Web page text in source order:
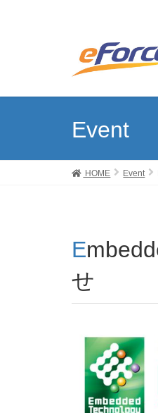
Event
HOME Event
Embedded Technology West 2016出展のお知ら
せ